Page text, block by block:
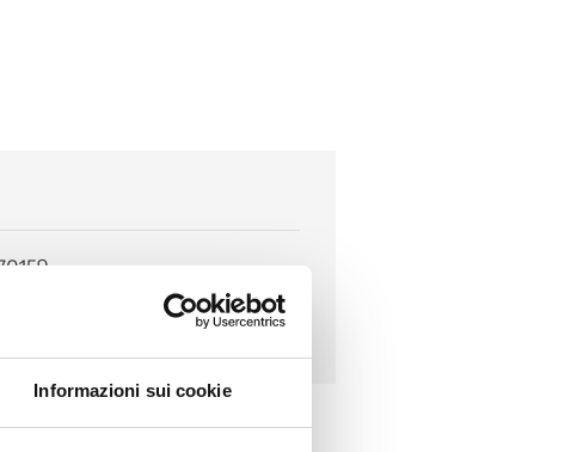
Informazioni sui cookie